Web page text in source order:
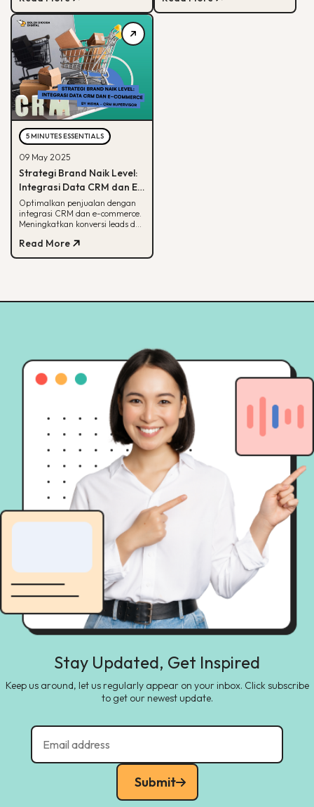
5 MINUTES ESSENTIALS
09 May 2025
Strategi Brand Naik Level:
Integrasi Data CRM dan E-
commerce
Optimalkan penjualan dengan
integrasi CRM dan e-commerce.
Meningkatkan konversi leads dan
terarah
Read More
Stay Updated, Get Inspired
Keep us around, let us regularly appear on your inbox. Click subscribe
to get our newest update.
Submit